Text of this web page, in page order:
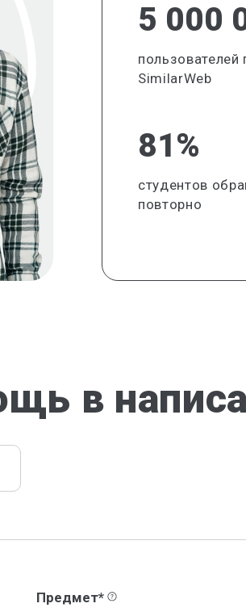
5 000
SimilarWeb
81%
студентов
повторно
в
Предмет*